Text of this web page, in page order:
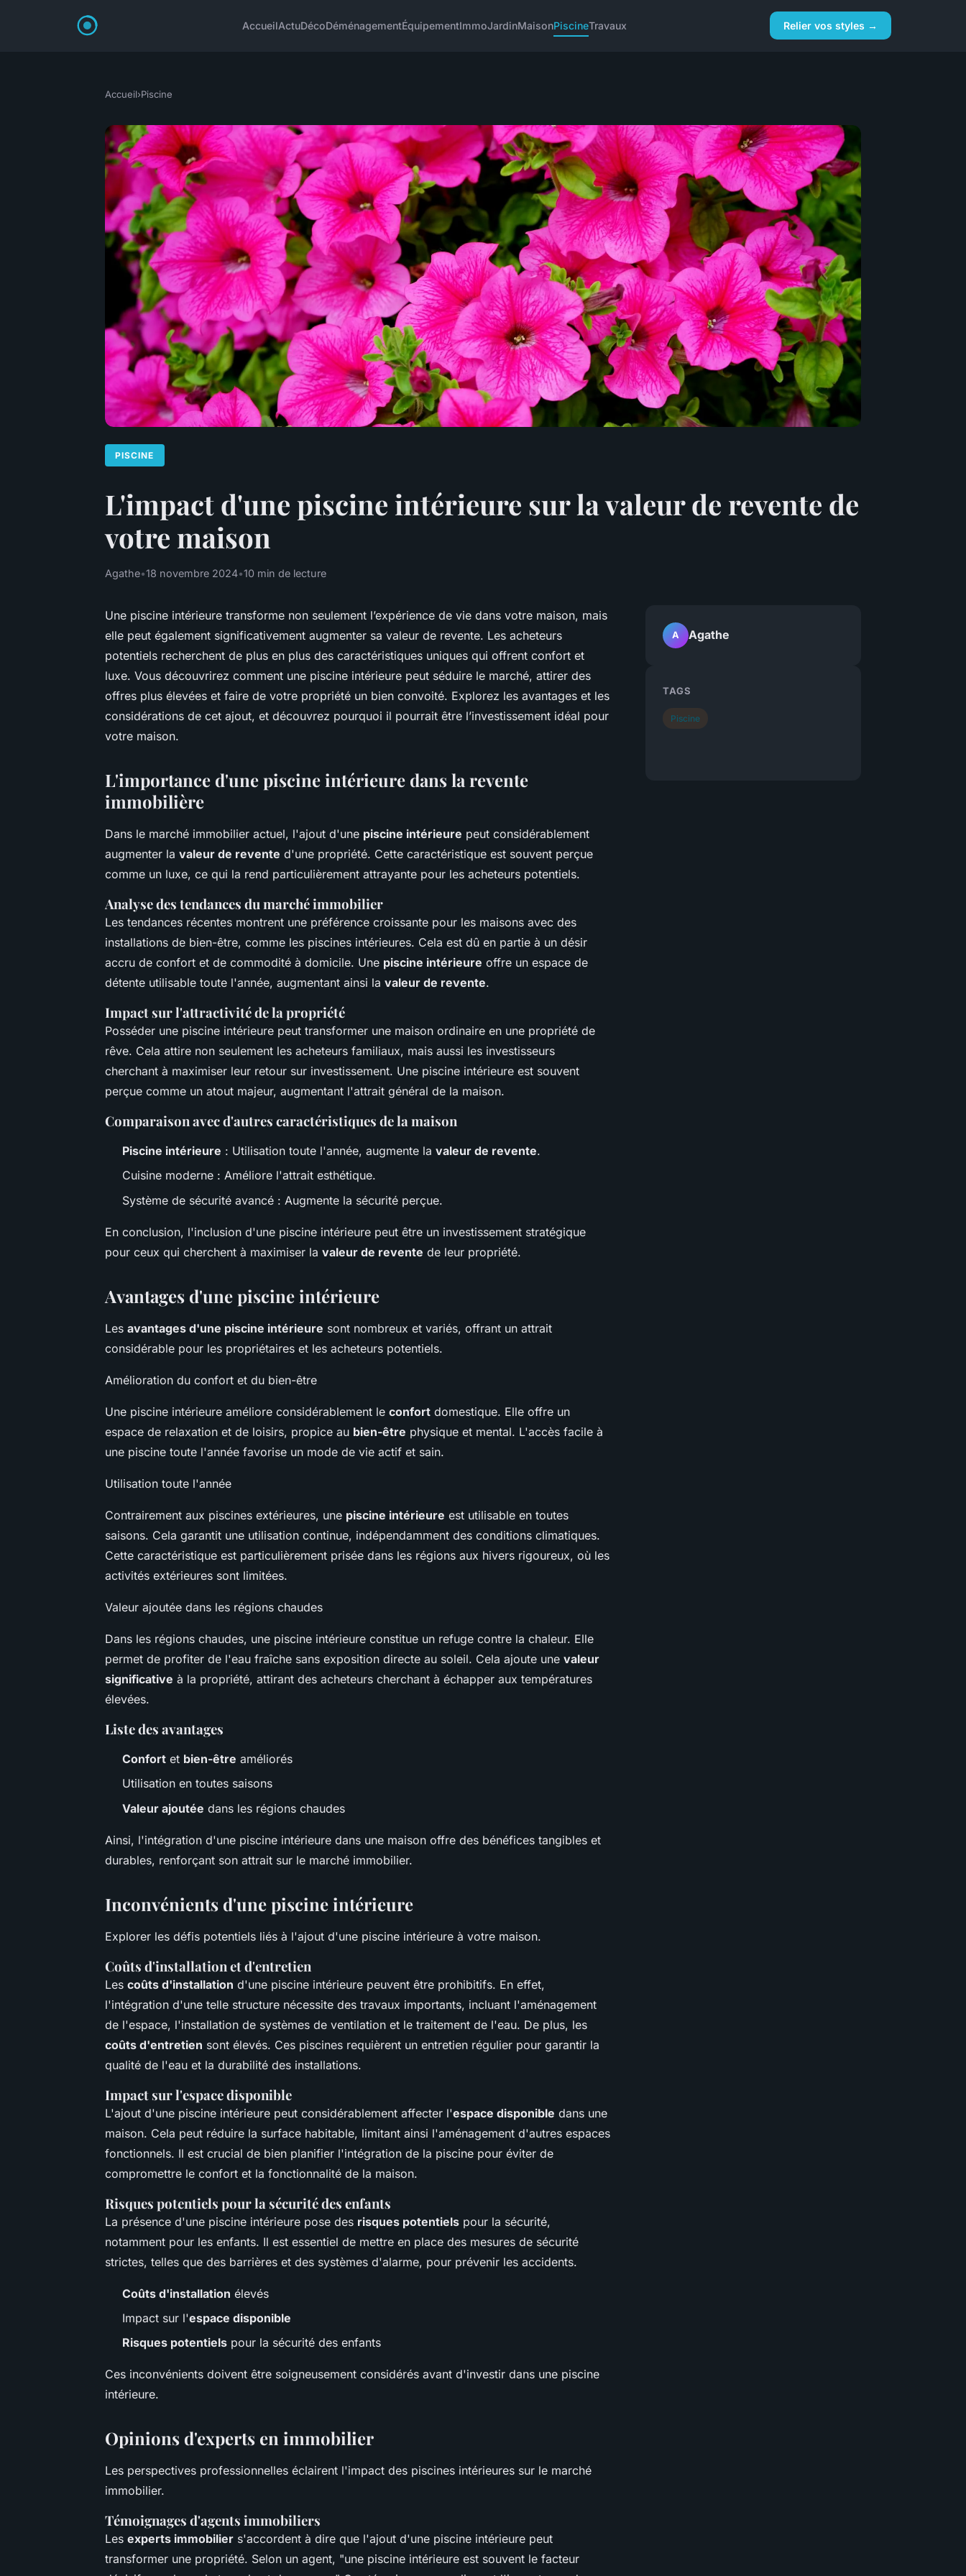
AccueilActuDécoDéménagementÉquipementImmoJardinMaisonPiscineTravaux Relier vos styles →
Accueil›Piscine
PISCINE
L'impact d'une piscine intérieure sur la valeur de revente de
votre maison
Agathe•18 novembre 2024•10 min de lecture
Une piscine intérieure transforme non seulement l’expérience de vie dans votre maison, mais
elle peut également significativement augmenter sa valeur de revente. Les acheteurs
potentiels recherchent de plus en plus des caractéristiques uniques qui offrent confort et
luxe. Vous découvrirez comment une piscine intérieure peut séduire le marché, attirer des
offres plus élevées et faire de votre propriété un bien convoité. Explorez les avantages et les
considérations de cet ajout, et découvrez pourquoi il pourrait être l’investissement idéal pour
votre maison.
L'importance d'une piscine intérieure dans la revente
immobilière
Dans le marché immobilier actuel, l'ajout d'une piscine intérieure peut considérablement
augmenter la valeur de revente d'une propriété. Cette caractéristique est souvent perçue
comme un luxe, ce qui la rend particulièrement attrayante pour les acheteurs potentiels.
Analyse des tendances du marché immobilier
Les tendances récentes montrent une préférence croissante pour les maisons avec des
installations de bien-être, comme les piscines intérieures. Cela est dû en partie à un désir
accru de confort et de commodité à domicile. Une piscine intérieure offre un espace de
détente utilisable toute l'année, augmentant ainsi la valeur de revente.
Impact sur l'attractivité de la propriété
Posséder une piscine intérieure peut transformer une maison ordinaire en une propriété de
rêve. Cela attire non seulement les acheteurs familiaux, mais aussi les investisseurs
cherchant à maximiser leur retour sur investissement. Une piscine intérieure est souvent
perçue comme un atout majeur, augmentant l'attrait général de la maison.
Comparaison avec d'autres caractéristiques de la maison
Piscine intérieure : Utilisation toute l'année, augmente la valeur de revente.
Cuisine moderne : Améliore l'attrait esthétique.
Système de sécurité avancé : Augmente la sécurité perçue.
En conclusion, l'inclusion d'une piscine intérieure peut être un investissement stratégique
pour ceux qui cherchent à maximiser la valeur de revente de leur propriété.
Avantages d'une piscine intérieure
Les avantages d'une piscine intérieure sont nombreux et variés, offrant un attrait
considérable pour les propriétaires et les acheteurs potentiels.
Amélioration du confort et du bien-être
Une piscine intérieure améliore considérablement le confort domestique. Elle offre un
espace de relaxation et de loisirs, propice au bien-être physique et mental. L'accès facile à
une piscine toute l'année favorise un mode de vie actif et sain.
Utilisation toute l'année
Contrairement aux piscines extérieures, une piscine intérieure est utilisable en toutes
saisons. Cela garantit une utilisation continue, indépendamment des conditions climatiques.
Cette caractéristique est particulièrement prisée dans les régions aux hivers rigoureux, où les
activités extérieures sont limitées.
Valeur ajoutée dans les régions chaudes
Dans les régions chaudes, une piscine intérieure constitue un refuge contre la chaleur. Elle
permet de profiter de l'eau fraîche sans exposition directe au soleil. Cela ajoute une valeur
significative à la propriété, attirant des acheteurs cherchant à échapper aux températures
élevées.
Liste des avantages
Confort et bien-être améliorés
Utilisation en toutes saisons
Valeur ajoutée dans les régions chaudes
Ainsi, l'intégration d'une piscine intérieure dans une maison offre des bénéfices tangibles et
durables, renforçant son attrait sur le marché immobilier.
Inconvénients d'une piscine intérieure
Explorer les défis potentiels liés à l'ajout d'une piscine intérieure à votre maison.
Coûts d'installation et d'entretien
Les coûts d'installation d'une piscine intérieure peuvent être prohibitifs. En effet,
l'intégration d'une telle structure nécessite des travaux importants, incluant l'aménagement
de l'espace, l'installation de systèmes de ventilation et le traitement de l'eau. De plus, les
coûts d'entretien sont élevés. Ces piscines requièrent un entretien régulier pour garantir la
qualité de l'eau et la durabilité des installations.
Impact sur l'espace disponible
L'ajout d'une piscine intérieure peut considérablement affecter l'espace disponible dans une
maison. Cela peut réduire la surface habitable, limitant ainsi l'aménagement d'autres espaces
fonctionnels. Il est crucial de bien planifier l'intégration de la piscine pour éviter de
compromettre le confort et la fonctionnalité de la maison.
Risques potentiels pour la sécurité des enfants
La présence d'une piscine intérieure pose des risques potentiels pour la sécurité,
notamment pour les enfants. Il est essentiel de mettre en place des mesures de sécurité
strictes, telles que des barrières et des systèmes d'alarme, pour prévenir les accidents.
Coûts d'installation élevés
Impact sur l'espace disponible
Risques potentiels pour la sécurité des enfants
Ces inconvénients doivent être soigneusement considérés avant d'investir dans une piscine
intérieure.
Opinions d'experts en immobilier
Les perspectives professionnelles éclairent l'impact des piscines intérieures sur le marché
immobilier.
Témoignages d'agents immobiliers
Les experts immobilier s'accordent à dire que l'ajout d'une piscine intérieure peut
transformer une propriété. Selon un agent, "une piscine intérieure est souvent le facteur
A Agathe
TAGS
Piscine